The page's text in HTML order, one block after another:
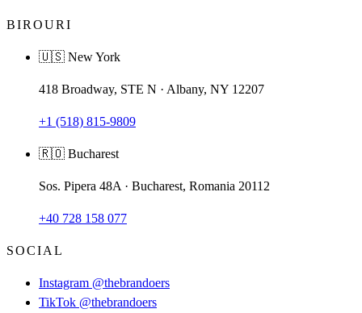
BIROURI
🇺🇸 New York
418 Broadway, STE N · Albany, NY 12207
+1 (518) 815-9809
🇷🇴 Bucharest
Sos. Pipera 48A · Bucharest, Romania 20112
+40 728 158 077
SOCIAL
Instagram @thebrandoers
TikTok @thebrandoers